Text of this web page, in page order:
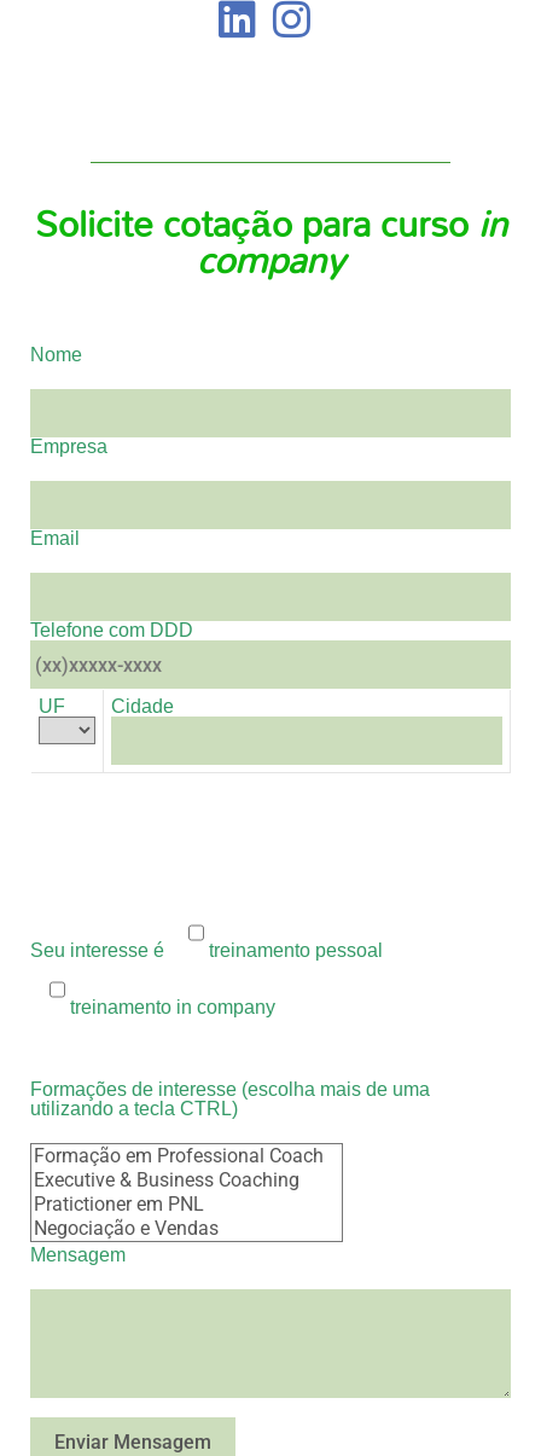
Solicite cotação para cursoin
company
Nome
Empresa
Email
Telefone com DDD
UF Cidade
Seu interesse é treinamento pessoal
treinamento in company
Formações de interesse (escolha mais de uma
utilizando a tecla CTRL)
Mensagem